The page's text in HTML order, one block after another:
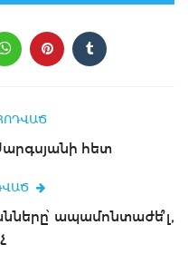
հետ
ապամոնտաժե՞լ,